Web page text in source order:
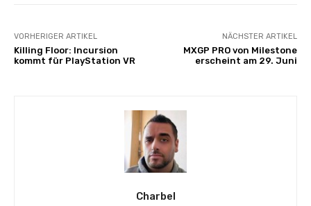
VORHERIGER ARTIKEL
Killing Floor: Incursion
kommt für PlayStation VR
NÄCHSTER ARTIKEL
MXGP PRO von Milestone
erscheint am 29. Juni
Charbel